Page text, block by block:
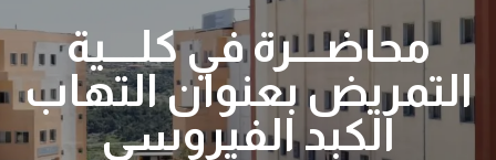
محاضــــرة في كلــــية
التمريض بعنوان التهاب
الكبد الفيروسي